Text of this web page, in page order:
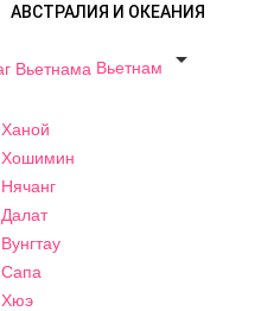
АВСТРАЛИЯ И ОКЕАНИЯ
Вьетнам

Ханой
Хошимин
Нячанг
Далат
Вунгтау
Сапа
Хюэ